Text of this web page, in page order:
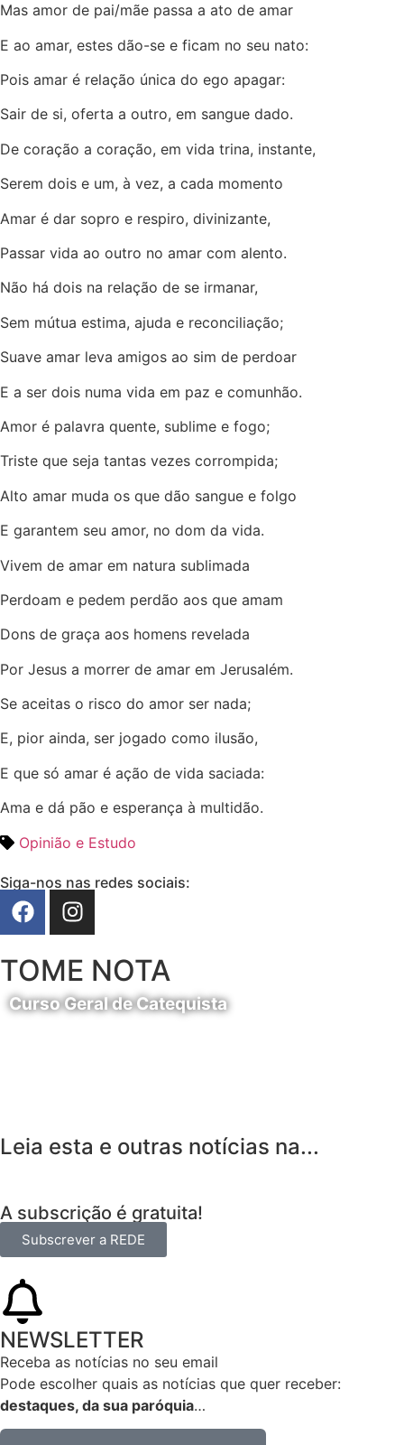
Mas amor de pai/mãe passa a ato de amar
E ao amar, estes dão-se e ficam no seu nato:
Pois amar é relação única do ego apagar:
Sair de si, oferta a outro, em sangue dado.
De coração a coração, em vida trina, instante,
Serem dois e um, à vez, a cada momento
Amar é dar sopro e respiro, divinizante,
Passar vida ao outro no amar com alento.
Não há dois na relação de se irmanar,
Sem mútua estima, ajuda e reconciliação;
Suave amar leva amigos ao sim de perdoar
E a ser dois numa vida em paz e comunhão.
Amor é palavra quente, sublime e fogo;
Triste que seja tantas vezes corrompida;
Alto amar muda os que dão sangue e folgo
E garantem seu amor, no dom da vida.
Vivem de amar em natura sublimada
Perdoam e pedem perdão aos que amam
Dons de graça aos homens revelada
Por Jesus a morrer de amar em Jerusalém.
Se aceitas o risco do amor ser nada;
E, pior ainda, ser jogado como ilusão,
E que só amar é ação de vida saciada:
Ama e dá pão e esperança à multidão.
Opinião e Estudo
Siga-nos nas redes sociais:
TOME NOTA
Curso Geral de Catequista
Leia esta e outras notícias na...
A subscrição é gratuita!
Subscrever a REDE
NEWSLETTER
Receba as notícias no seu email​
Pode escolher quais as notícias que quer receber:
destaques, da sua paróquia…